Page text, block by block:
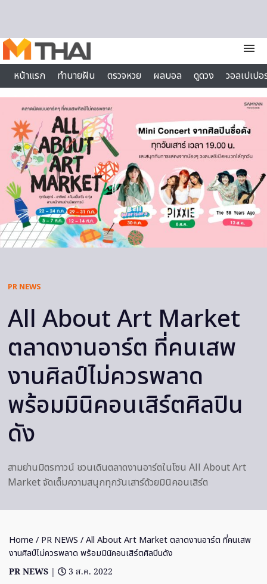
menu
หน้าแรก
ทำนายฝัน ตรวจหวย ผลบอล ดูดวง
วอลเปเป
ไลฟ์สไตล์
PR NEWS
All About Art Market
ตลาดงานอาร์ต ที่คนเสพ
งานศิลป์ไม่ควรพลาด
พร้อมมินิคอนเสิร์ตศิลปิน
ดัง
สามย่านมิตรทาวน์ ชวนเดินตลาดงานอาร์ตในโซน All About Art
Market จัดเต็มความสนุกทุกวันเสาร์ด้วยมินิคอนเสิร์ต
Home / PR NEWS / All About Art Market ตลาดงานอาร์ต ที่คนเสพ
งานศิลป์ไม่ควรพลาด พร้อมมินิคอนเสิร์ตศิลปินดัง
PR NEWS |
3 ส.ค. 2022